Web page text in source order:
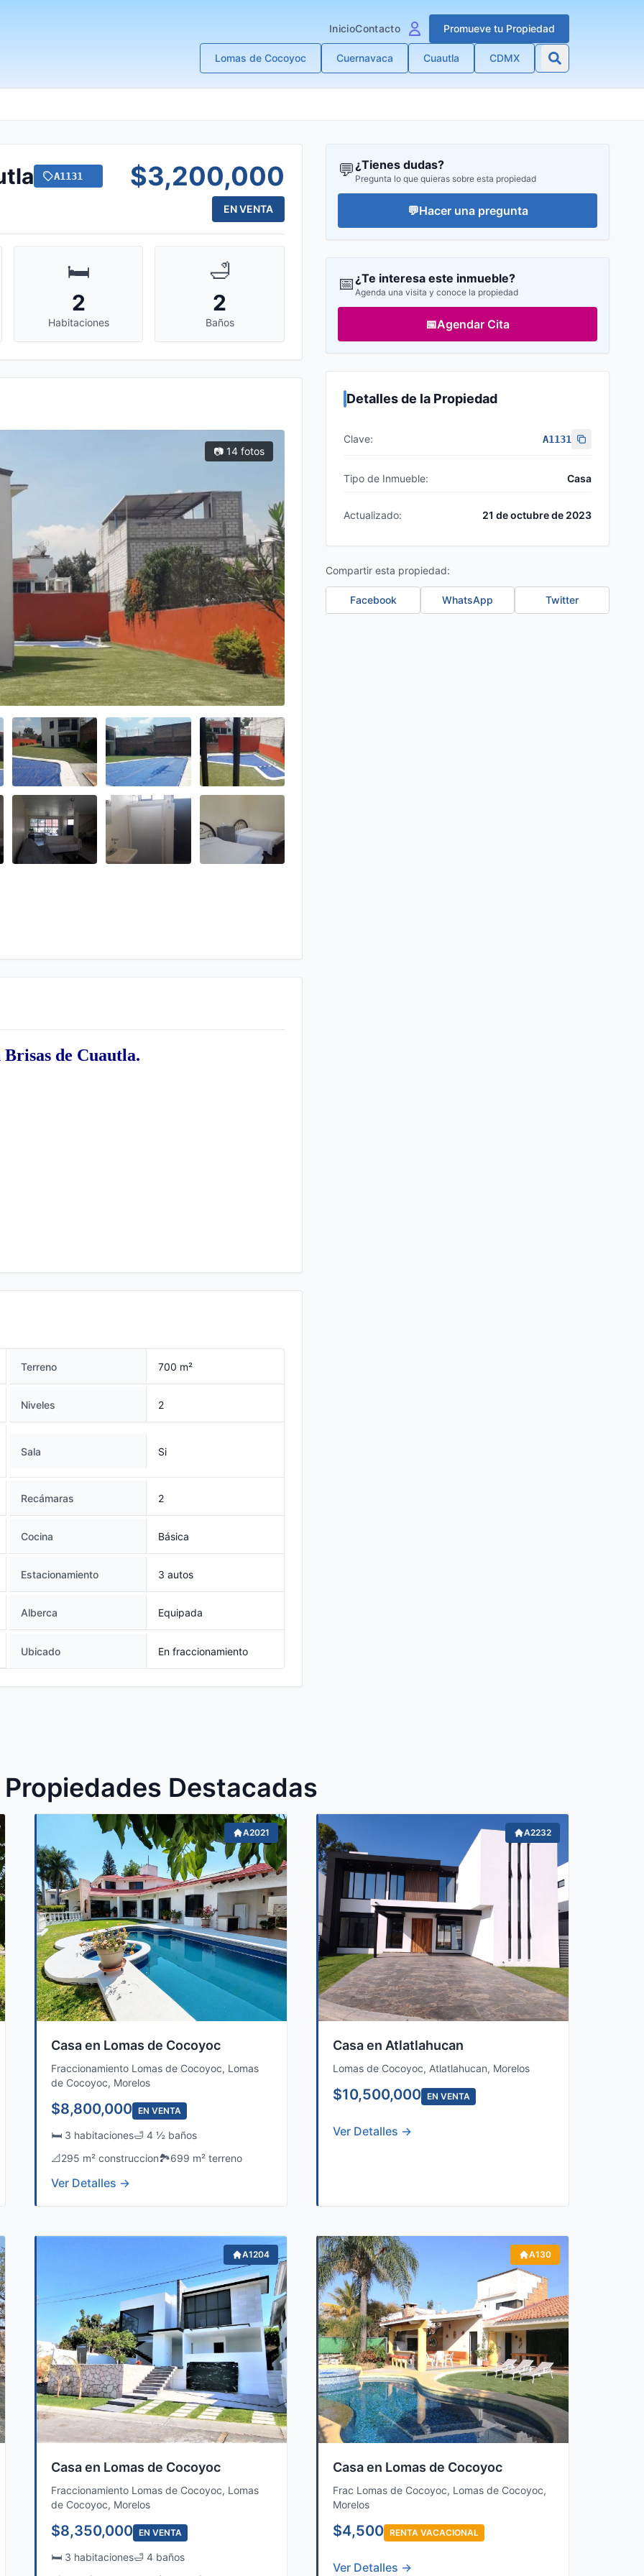
InicioContacto Promueve tu Propiedad
Lomas de Cocoyoc Cuernavaca Cuautla CDMX
A1131 $3,200,000
EN VENTA
🛏️
2
Habitaciones
🛁
2
Baños
📷 14 fotos
Brisas de Cuautla.
con doble lavabo.
Terreno 700 m²
Niveles 2
Sala Si
Recámaras 2
Cocina Básica
Estacionamiento 3 autos
Alberca Equipada
Ubicado En fraccionamiento
💬¿Tienes dudas?
Pregunta lo que quieras sobre esta propiedad
💬Hacer una pregunta
📅¿Te interesa este inmueble?
Agenda una visita y conoce la propiedad
📅Agendar Cita
Detalles de la Propiedad
Clave: A1131
Tipo de Inmueble: Casa
Actualizado: 21 de octubre de 2023
Compartir esta propiedad:
Facebook WhatsApp Twitter
Propiedades Destacadas
A2021
Casa en Lomas de Cocoyoc
Fraccionamiento Lomas de Cocoyoc, Lomas
de Cocoyoc, Morelos
$8,800,000 EN VENTA
🛏️ 3 habitaciones🛁 4 ½ baños
📐295 m² construccion🏞️699 m² terreno
Ver Detalles →
A2232
Casa en Atlatlahucan
Lomas de Cocoyoc, Atlatlahucan, Morelos
$10,500,000 EN VENTA
Ver Detalles →
A1204
Casa en Lomas de Cocoyoc
Fraccionamiento Lomas de Cocoyoc, Lomas
de Cocoyoc, Morelos
$8,350,000 EN VENTA
🛏️ 3 habitaciones🛁 4 baños
A130
Casa en Lomas de Cocoyoc
Frac Lomas de Cocoyoc, Lomas de Cocoyoc,
Morelos
$4,500 RENTA VACACIONAL
Ver Detalles →